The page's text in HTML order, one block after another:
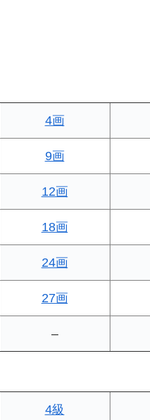
4画
9画
12画
18画
24画
27画
–
4級